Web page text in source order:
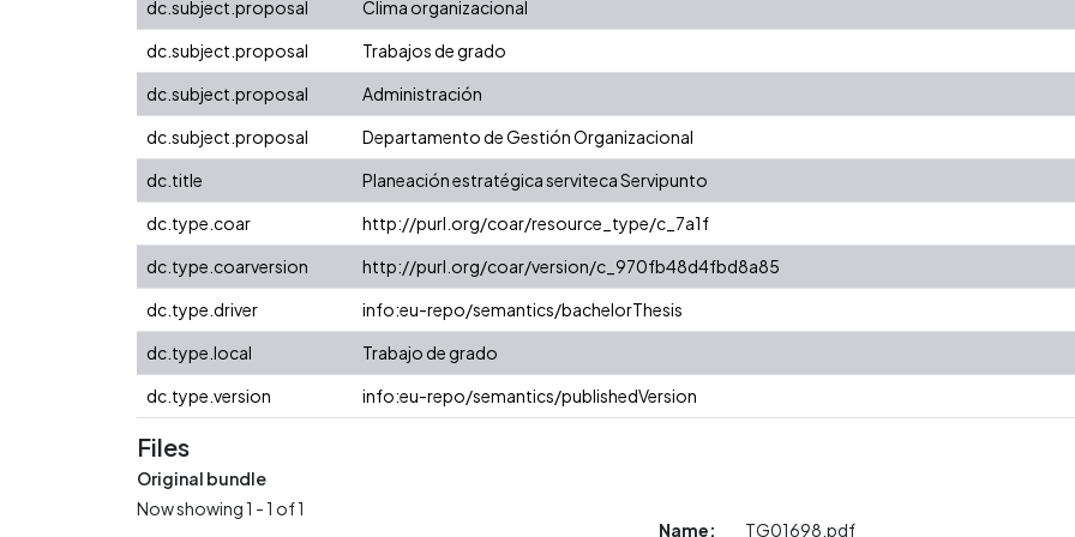
dc.subject.proposal
Clima organizacional
dc.subject.proposal
Trabajos de grado
dc.subject.proposal
Administración
dc.subject.proposal
Departamento de Gestión Organizacional
dc.title
Planeación estratégica serviteca Servipunto
dc.type.coar
http://purl.org/coar/resource_type/c_7a1f
dc.type.coarversion
http://purl.org/coar/version/c_970fb48d4fbd8a85
dc.type.driver
info:eu-repo/semantics/bachelorThesis
dc.type.local
Trabajo de grado
dc.type.version
info:eu-repo/semantics/publishedVersion
Files
Original bundle
Now showing1 - 1 of 1
Name:
TG01698.pdf